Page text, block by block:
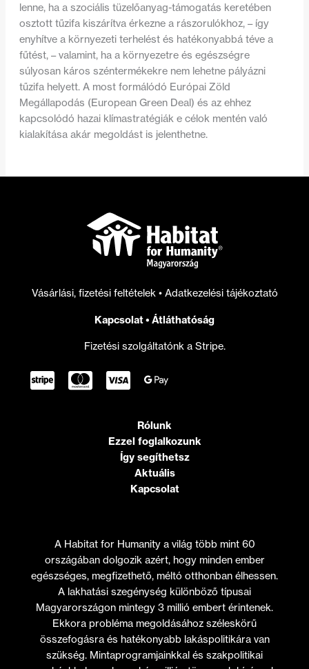
lenne, ha a szociális tüzelőanyag-támogatás keretében
osztott tűzifa kiszárítva érkezne a rászorulókhoz, – így
enyhítve a környezeti terhelést és hatékonyabbá téve a
fűtést, – valamint, ha a környezetre és egészségre
súlyosan káros széntermékekre nem lehetne pályázni
tűzifa helyett. A most formálódó Európai Zöld
Megállapodás (European Green Deal) és az ehhez
kapcsolódó hazai klímastratégiák e célok mentén való
kialakítása akár megoldást is jelenthetne.
Vásárlási, fizetési feltételek • Adatkezelési tájékoztató
Kapcsolat• Átláthatóság
Fizetési szolgáltatónk a Stripe.
Rólunk
Ezzel foglalkozunk
Így segíthetsz
Aktuális
Kapcsolat
A Habitat for Humanity a világ több mint 60
országában dolgozik azért, hogy minden ember
egészséges, megfizethető, méltó otthonban élhessen.
A lakhatási szegénység különböző típusai
Magyarországon mintegy 3 millió embert érintenek.
Ekkora probléma megoldásához széleskörű
összefogásra és hatékonyabb lakáspolitikára van
szükség. Mintaprogramjainkkal és szakpolitikai